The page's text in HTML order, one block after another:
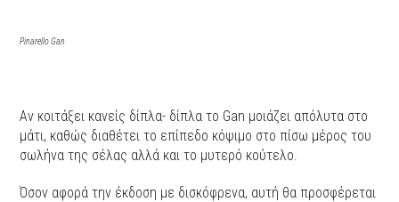
Pinarello Gan
Αν κοιτάξει κανείς δίπλα- δίπλα το Gan μοιάζει απόλυτα στο
μάτι, καθώς διαθέτει το επίπεδο κόψιμο στο πίσω μέρος του
σωλήνα της σέλας αλλά και το μυτερό κούτελο.
Όσον αφορά την έκδοση με δισκόφρενα, αυτή θα προσφέρεται